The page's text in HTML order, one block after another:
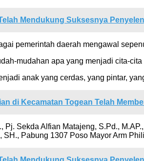
Mendukung Suksesnya
pemerintah daerah mengawal
mudahan apa yang menjadi cita-
anak yang cerdas, yang pintar,
di Kecamatan Togean Telah
Sekda Alfian Matajeng, S.Pd.,
Pabung 1307 Poso Mayor Arm